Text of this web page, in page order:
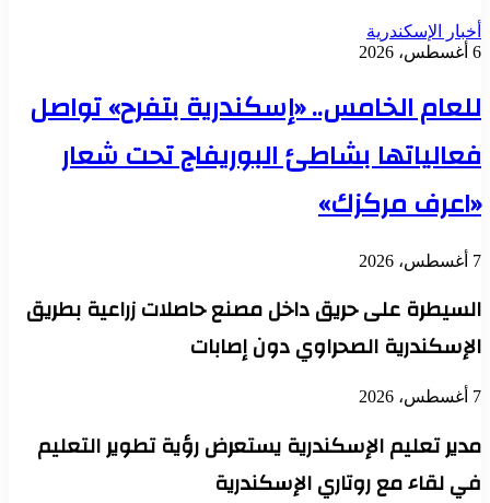
أخبار الإسكندرية
6 أغسطس، 2026
للعام الخامس.. «إسكندرية بتفرح» تواصل
فعالياتها بشاطئ البوريفاج تحت شعار
«اعرف مركزك»
7 أغسطس، 2026
السيطرة على حريق داخل مصنع حاصلات زراعية بطريق
الإسكندرية الصحراوي دون إصابات
7 أغسطس، 2026
مدير تعليم الإسكندرية يستعرض رؤية تطوير التعليم
في لقاء مع روتاري الإسكندرية